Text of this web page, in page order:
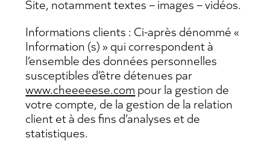
Site, notamment textes – images – vidéos.
Informations clients : Ci-après dénommé «
Information (s) » qui correspondent à
l’ensemble des données personnelles
susceptibles d’être détenues par
www.cheeeeese.com pour la gestion de
votre compte, de la gestion de la relation
client et à des fins d’analyses et de
statistiques.